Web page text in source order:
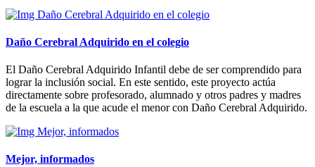
Daño Cerebral Adquirido en el colegio
El Daño Cerebral Adquirido Infantil debe de ser comprendido para
lograr la inclusión social. En este sentido, este proyecto actúa
directamente sobre profesorado, alumnado y otros padres y madres
de la escuela a la que acude el menor con Daño Cerebral Adquirido.
Mejor, informados